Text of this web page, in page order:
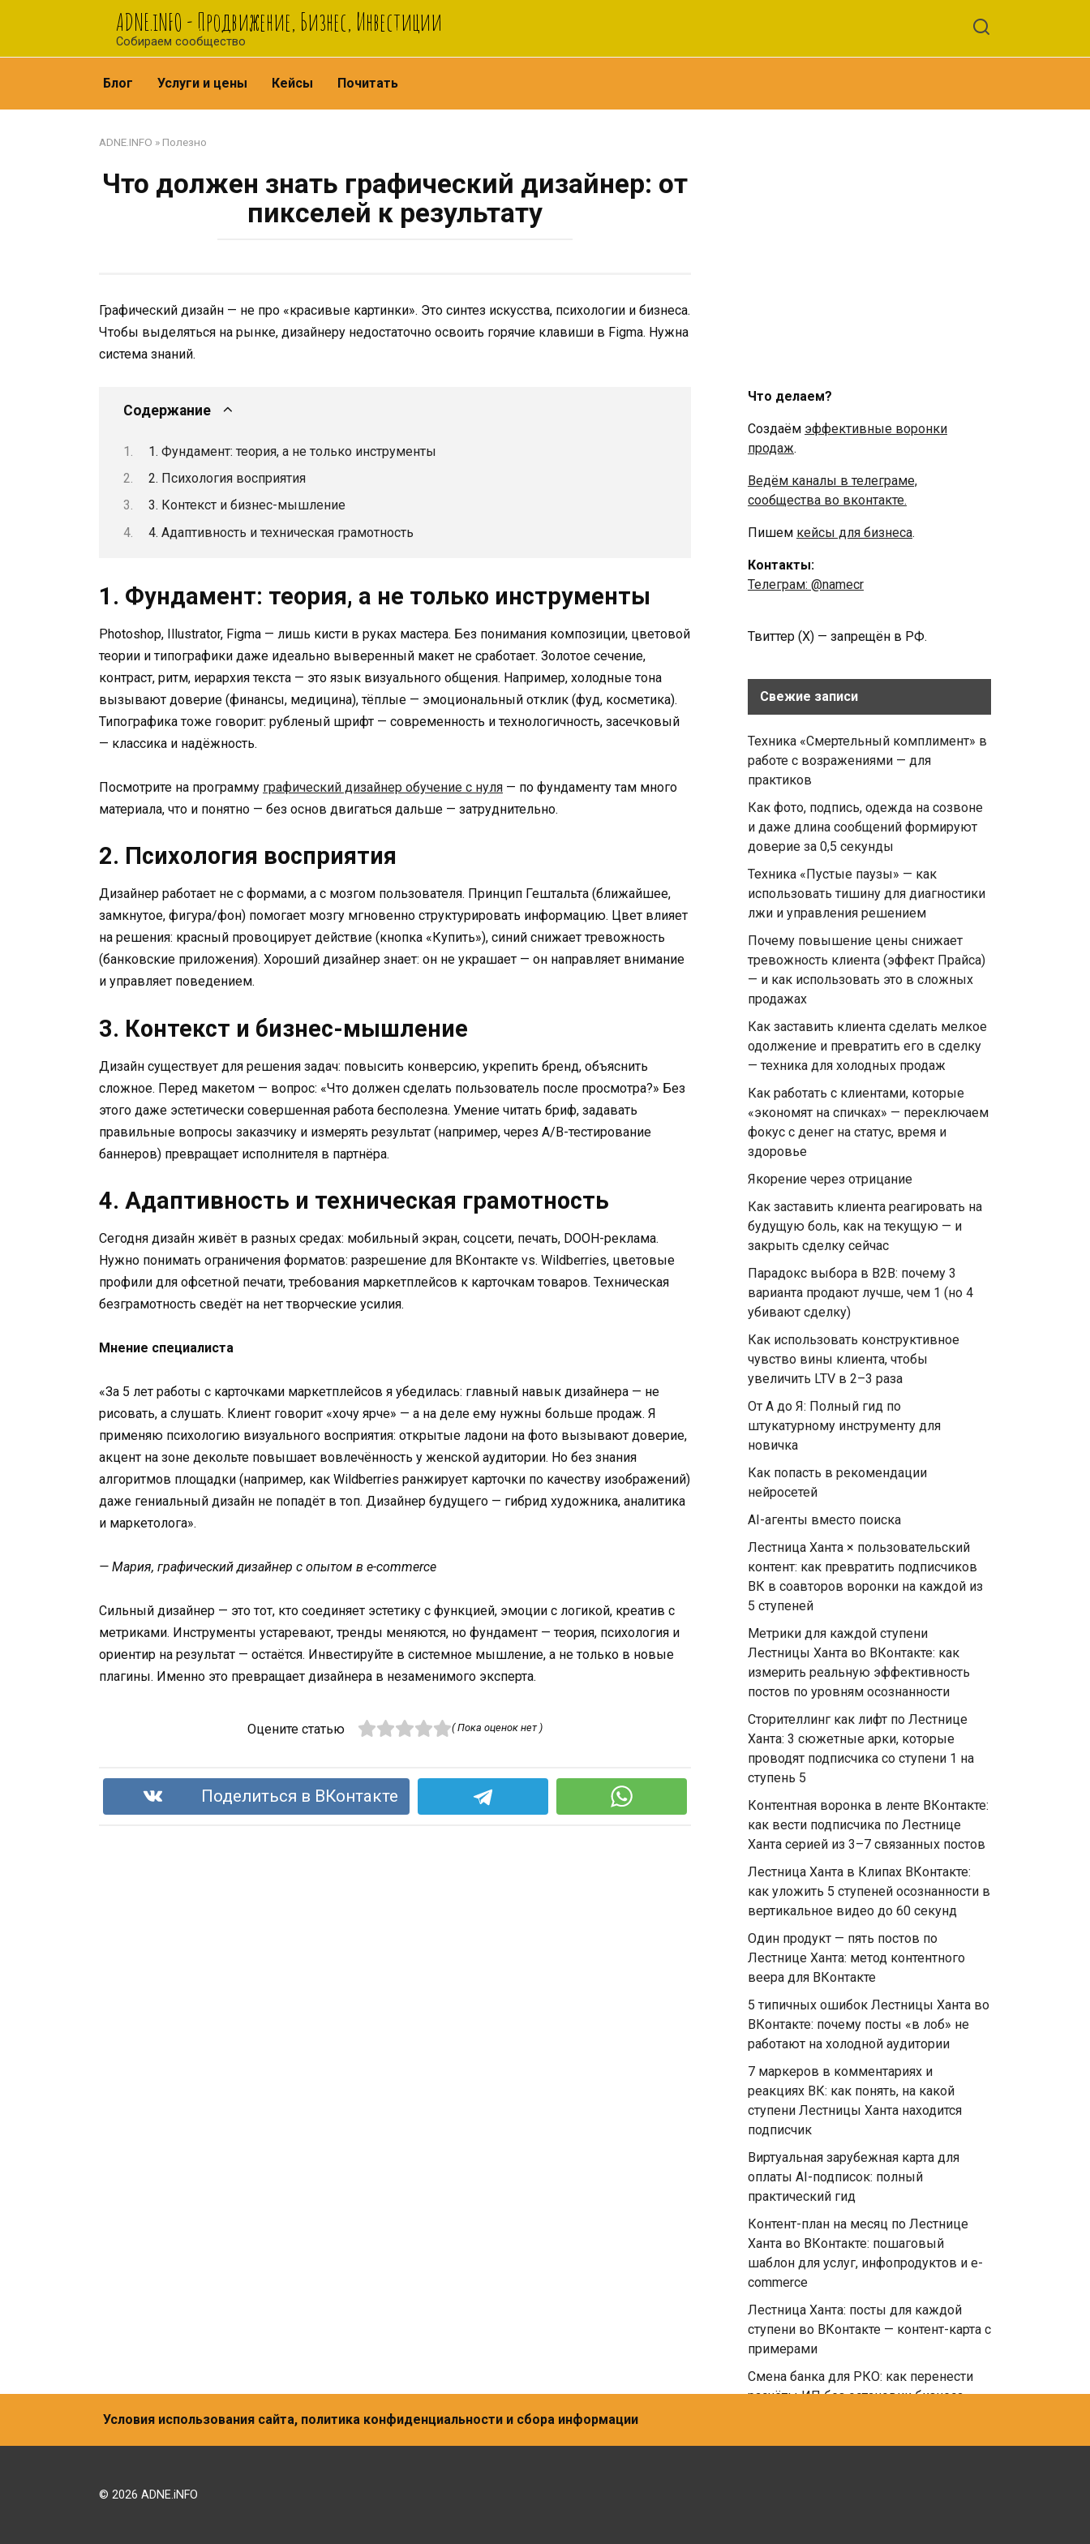
ADNE.iNFO - Продвижение, Бизнес, Инвестиции
Собираем сообщество
Блог Услуги и цены Кейсы Почитать
ADNE.INFO » Полезно
Что должен знать графический дизайнер: от
пикселей к результату
Графический дизайн — не про «красивые картинки». Это синтез искусства, психологии и бизнеса.
Чтобы выделяться на рынке, дизайнеру недостаточно освоить горячие клавиши в Figma. Нужна
система знаний.
Содержание
1. Фундамент: теория, а не только инструменты
2. Психология восприятия
3. Контекст и бизнес-мышление
4. Адаптивность и техническая грамотность
1. Фундамент: теория, а не только инструменты
Photoshop, Illustrator, Figma — лишь кисти в руках мастера. Без понимания композиции, цветовой
теории и типографики даже идеально выверенный макет не сработает. Золотое сечение,
контраст, ритм, иерархия текста — это язык визуального общения. Например, холодные тона
вызывают доверие (финансы, медицина), тёплые — эмоциональный отклик (фуд, косметика).
Типографика тоже говорит: рубленый шрифт — современность и технологичность, засечковый
— классика и надёжность.
Посмотрите на программу графический дизайнер обучение с нуля — по фундаменту там много
материала, что и понятно — без основ двигаться дальше — затруднительно.
2. Психология восприятия
Дизайнер работает не с формами, а с мозгом пользователя. Принцип Гештальта (ближайшее,
замкнутое, фигура/фон) помогает мозгу мгновенно структурировать информацию. Цвет влияет
на решения: красный провоцирует действие (кнопка «Купить»), синий снижает тревожность
(банковские приложения). Хороший дизайнер знает: он не украшает — он направляет внимание
и управляет поведением.
3. Контекст и бизнес-мышление
Дизайн существует для решения задач: повысить конверсию, укрепить бренд, объяснить
сложное. Перед макетом — вопрос: «Что должен сделать пользователь после просмотра?» Без
этого даже эстетически совершенная работа бесполезна. Умение читать бриф, задавать
правильные вопросы заказчику и измерять результат (например, через A/B-тестирование
баннеров) превращает исполнителя в партнёра.
4. Адаптивность и техническая грамотность
Сегодня дизайн живёт в разных средах: мобильный экран, соцсети, печать, DOOH-реклама.
Нужно понимать ограничения форматов: разрешение для ВКонтакте vs. Wildberries, цветовые
профили для офсетной печати, требования маркетплейсов к карточкам товаров. Техническая
безграмотность сведёт на нет творческие усилия.
Мнение специалиста
«За 5 лет работы с карточками маркетплейсов я убедилась: главный навык дизайнера — не
рисовать, а слушать. Клиент говорит «хочу ярче» — а на деле ему нужны больше продаж. Я
применяю психологию визуального восприятия: открытые ладони на фото вызывают доверие,
акцент на зоне декольте повышает вовлечённость у женской аудитории. Но без знания
алгоритмов площадки (например, как Wildberries ранжирует карточки по качеству изображений)
даже гениальный дизайн не попадёт в топ. Дизайнер будущего — гибрид художника, аналитика
и маркетолога».
— Мария, графический дизайнер с опытом в e-commerce
Сильный дизайнер — это тот, кто соединяет эстетику с функцией, эмоции с логикой, креатив с
метриками. Инструменты устаревают, тренды меняются, но фундамент — теория, психология и
ориентир на результат — остаётся. Инвестируйте в системное мышление, а не только в новые
плагины. Именно это превращает дизайнера в незаменимого эксперта.
Оцените статью ( Пока оценок нет )
Поделиться в ВКонтакте
Что делаем?
Создаём эффективные воронки
продаж.
Ведём каналы в телеграме,
сообщества во вконтакте.
Пишем кейсы для бизнеса.
Контакты:
Телеграм: @namecr
Твиттер (Х) — запрещён в РФ.
Свежие записи
Техника «Смертельный комплимент» в
работе с возражениями — для
практиков
Как фото, подпись, одежда на созвоне
и даже длина сообщений формируют
доверие за 0,5 секунды
Техника «Пустые паузы» — как
использовать тишину для диагностики
лжи и управления решением
Почему повышение цены снижает
тревожность клиента (эффект Прайса)
— и как использовать это в сложных
продажах
Как заставить клиента сделать мелкое
одолжение и превратить его в сделку
— техника для холодных продаж
Как работать с клиентами, которые
«экономят на спичках» — переключаем
фокус с денег на статус, время и
здоровье
Якорение через отрицание
Как заставить клиента реагировать на
будущую боль, как на текущую — и
закрыть сделку сейчас
Парадокс выбора в B2B: почему 3
варианта продают лучше, чем 1 (но 4
убивают сделку)
Как использовать конструктивное
чувство вины клиента, чтобы
увеличить LTV в 2–3 раза
От А до Я: Полный гид по
штукатурному инструменту для
новичка
Как попасть в рекомендации
нейросетей
AI-агенты вместо поиска
Лестница Ханта × пользовательский
контент: как превратить подписчиков
ВК в соавторов воронки на каждой из
5 ступеней
Метрики для каждой ступени
Лестницы Ханта во ВКонтакте: как
измерить реальную эффективность
постов по уровням осознанности
Сторителлинг как лифт по Лестнице
Ханта: 3 сюжетные арки, которые
проводят подписчика со ступени 1 на
ступень 5
Контентная воронка в ленте ВКонтакте:
как вести подписчика по Лестнице
Ханта серией из 3–7 связанных постов
Лестница Ханта в Клипах ВКонтакте:
как уложить 5 ступеней осознанности в
вертикальное видео до 60 секунд
Один продукт — пять постов по
Лестнице Ханта: метод контентного
веера для ВКонтакте
5 типичных ошибок Лестницы Ханта во
ВКонтакте: почему посты «в лоб» не
работают на холодной аудитории
7 маркеров в комментариях и
реакциях ВК: как понять, на какой
ступени Лестницы Ханта находится
подписчик
Виртуальная зарубежная карта для
оплаты AI-подписок: полный
практический гид
Контент-план на месяц по Лестнице
Ханта во ВКонтакте: пошаговый
шаблон для услуг, инфопродуктов и e-
commerce
Лестница Ханта: посты для каждой
ступени во ВКонтакте — контент-карта с
примерами
Смена банка для РКО: как перенести
расчёты ИП без остановки бизнеса
Условия использования сайта, политика конфиденциальности и сбора информации
© 2026 ADNE.iNFO